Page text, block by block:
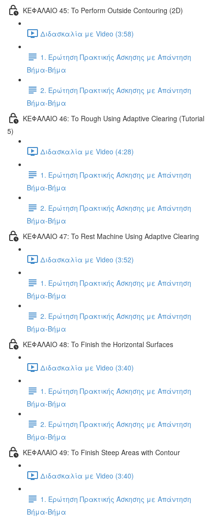
ΚΕΦΑΛΑΙΟ 45: To Perform Outside Contouring (2D)
Διδασκαλία με Video (3:58)
1. Ερώτηση Πρακτικής Άσκησης με Απάντηση
Βήμα-Βήμα
2. Ερώτηση Πρακτικής Άσκησης με Απάντηση
Βήμα-Βήμα
ΚΕΦΑΛΑΙΟ 46: To Rough Using Adaptive Clearing (Tutorial
5)
Διδασκαλία με Video (4:28)
1. Ερώτηση Πρακτικής Άσκησης με Απάντηση
Βήμα-Βήμα
2. Ερώτηση Πρακτικής Άσκησης με Απάντηση
Βήμα-Βήμα
ΚΕΦΑΛΑΙΟ 47: To Rest Machine Using Adaptive Clearing
Διδασκαλία με Video (3:52)
1. Ερώτηση Πρακτικής Άσκησης με Απάντηση
Βήμα-Βήμα
2. Ερώτηση Πρακτικής Άσκησης με Απάντηση
Βήμα-Βήμα
ΚΕΦΑΛΑΙΟ 48: To Finish the Horizontal Surfaces
Διδασκαλία με Video (3:40)
1. Ερώτηση Πρακτικής Άσκησης με Απάντηση
Βήμα-Βήμα
2. Ερώτηση Πρακτικής Άσκησης με Απάντηση
Βήμα-Βήμα
ΚΕΦΑΛΑΙΟ 49: To Finish Steep Areas with Contour
Διδασκαλία με Video (3:40)
1. Ερώτηση Πρακτικής Άσκησης με Απάντηση
Βήμα-Βήμα